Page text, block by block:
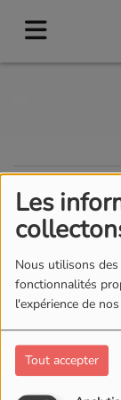
Les
Nous utilisons
fonctionnalités
l'expérience de
Tout accepter